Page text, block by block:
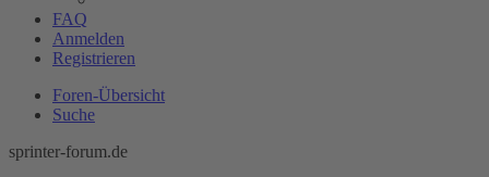
FAQ
Anmelden
Registrieren
Foren-Übersicht
Suche
sprinter-forum.de